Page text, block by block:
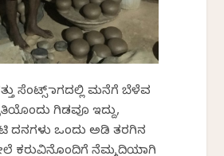
ಸೆಂಟ್ಸ್ ಜಾಗದಲ್ಲಿ ಮನೆಗೆ ಬೆಳೆವ
ಗಿಡವೂ ಇದ್ದು,
ದನಗಳು ಒಂದು ಅಡಿ ತರಗಿನ
ಕರುವಿನೊಂದಿಗೆ ನೆಮ್ಮದಿಯಾಗಿ